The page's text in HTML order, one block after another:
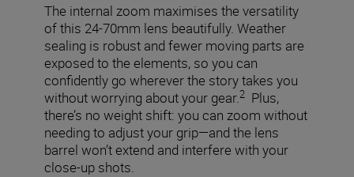
The internal zoom maximises the versatility
of this 24-70mm lens beautifully. Weather
sealing is robust and fewer moving parts are
exposed to the elements, so you can
confidently go wherever the story takes you
without worrying about your gear.2 Plus,
there’s no weight shift: you can zoom without
needing to adjust your grip—and the lens
barrel won’t extend and interfere with your
close-up shots.